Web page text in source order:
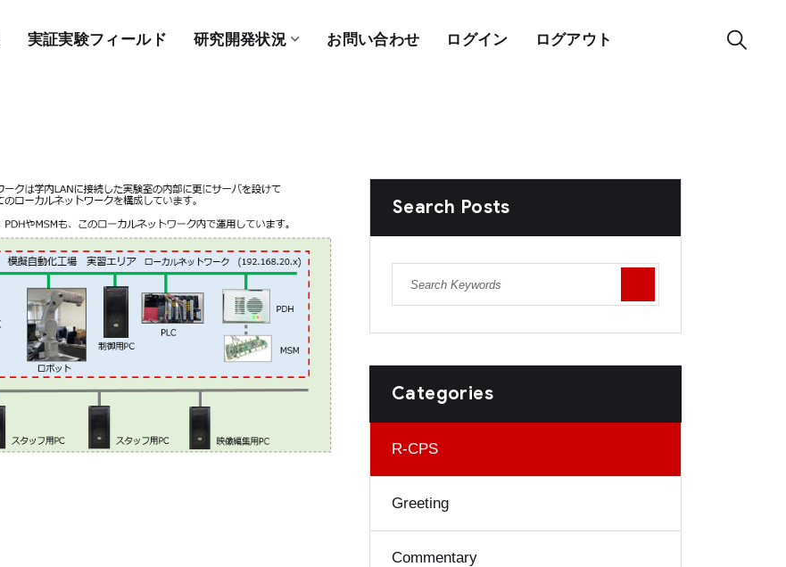
実証実験フィールド 研究開発状況 お問い合わせ ログイン ログアウト
Search Posts
Categories
R-CPS
Greeting
Commentary